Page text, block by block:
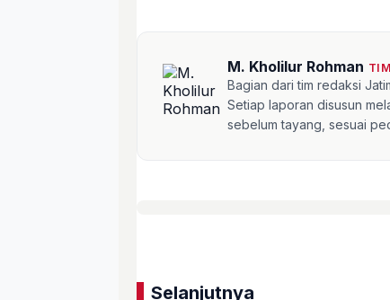
M. Kholilur Rohman
Bagian dari tim redaksi
Setiap laporan disusun
sebelum tayang, sesuai
Selanjutnya